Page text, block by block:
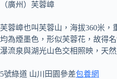
（廣州）芙蓉嶂
芙蓉嶂也叫芙蓉山，海拔360米
均為煙墨色，形似芙蓉花，故得
瀑流泉與湖光山色交相照映，天
5號綠道 山川田園參差包養網